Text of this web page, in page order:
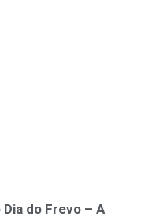
do Frevo – A